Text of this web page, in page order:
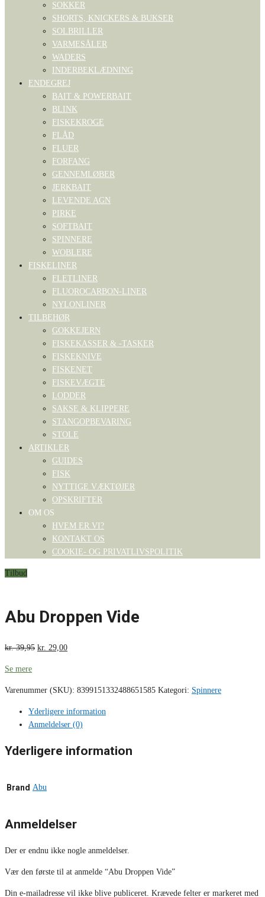
SOKKER
SHORTS, KNICKERS & BUKSER
SOLBRILLER
VARMESÅLER
WADERS
INDERBEKLÆDNING
ENDEGREJ
BAIT & POWERBAIT
BLINK
FISKEKROGE
FLÅD
FLUER
FORFANG
GENNEMLØBER
JERKBAIT
LEVENDE AGN
PIRKE
SOFTBAIT
SPINNERE
WOBLERE
FISKELINER
FLETLINER
FLUOROCARBON-LINER
NYLONLINER
TILBEHØR
GOKKEJERN
FISKEKASSER & -TASKER
FISKEKNIVE
FISKENET
FISKEVÆGTE
LODDER
SAKSE & KLIPPERE
STANGOPBEVARING
STOLE
ARTIKLER
GUIDES
FISK
NYTTIGE VÆKTØJER
OPSKRIFTER
OM OS
HVEM ER VI?
KONTAKT OS
COOKIE- OG PRIVATLIVSPOLITIK
Tilbud
Abu Droppen Vide
kr.39,95 kr. 29,00
Se mere
Varenummer (SKU): 8399151332488651585 Kategori: Spinnere
Yderligere information
Anmeldelser (0)
Yderligere information
Brand Abu
Anmeldelser
Der er endnu ikke nogle anmeldelser.
Vær den første til at anmelde “Abu Droppen Vide”
Din e-mailadresse vil ikke blive publiceret. Krævede felter er markeret med